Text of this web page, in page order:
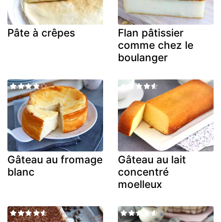
Pâte à crêpes
Flan pâtissier
comme chez le
boulanger
Gâteau au fromage
blanc
Gâteau au lait
concentré
moelleux